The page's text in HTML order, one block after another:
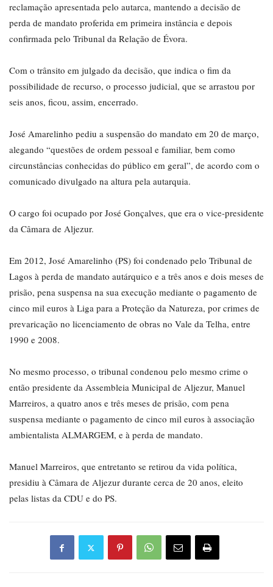
reclamação apresentada pelo autarca, mantendo a decisão de
perda de mandato proferida em primeira instância e depois
confirmada pelo Tribunal da Relação de Évora.
Com o trânsito em julgado da decisão, que indica o fim da
possibilidade de recurso, o processo judicial, que se arrastou por
seis anos, ficou, assim, encerrado.
José Amarelinho pediu a suspensão do mandato em 20 de março,
alegando “questões de ordem pessoal e familiar, bem como
circunstâncias conhecidas do público em geral”, de acordo com o
comunicado divulgado na altura pela autarquia.
O cargo foi ocupado por José Gonçalves, que era o vice-presidente
da Câmara de Aljezur.
Em 2012, José Amarelinho (PS) foi condenado pelo Tribunal de
Lagos à perda de mandato autárquico e a três anos e dois meses de
prisão, pena suspensa na sua execução mediante o pagamento de
cinco mil euros à Liga para a Proteção da Natureza, por crimes de
prevaricação no licenciamento de obras no Vale da Telha, entre
1990 e 2008.
No mesmo processo, o tribunal condenou pelo mesmo crime o
então presidente da Assembleia Municipal de Aljezur, Manuel
Marreiros, a quatro anos e três meses de prisão, com pena
suspensa mediante o pagamento de cinco mil euros à associação
ambientalista ALMARGEM, e à perda de mandato.
Manuel Marreiros, que entretanto se retirou da vida política,
presidiu à Câmara de Aljezur durante cerca de 20 anos, eleito
pelas listas da CDU e do PS.